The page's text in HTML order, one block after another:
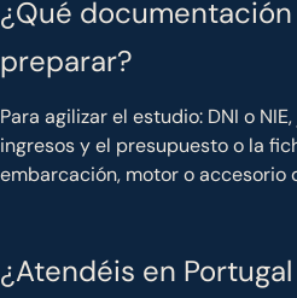
¿Qué
preparar?
Para agilizar el estudio: DNI o
ingresos y el presupuesto o la
embarcación, motor o accesorio
¿Atendéis en